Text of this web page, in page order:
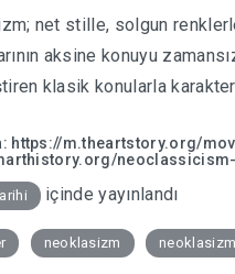
net stille, solgun
aksine konuyu
klasik konularla
https://m.theartstory.org/
içinde yayınlandı
neoklasizm neoklasizm